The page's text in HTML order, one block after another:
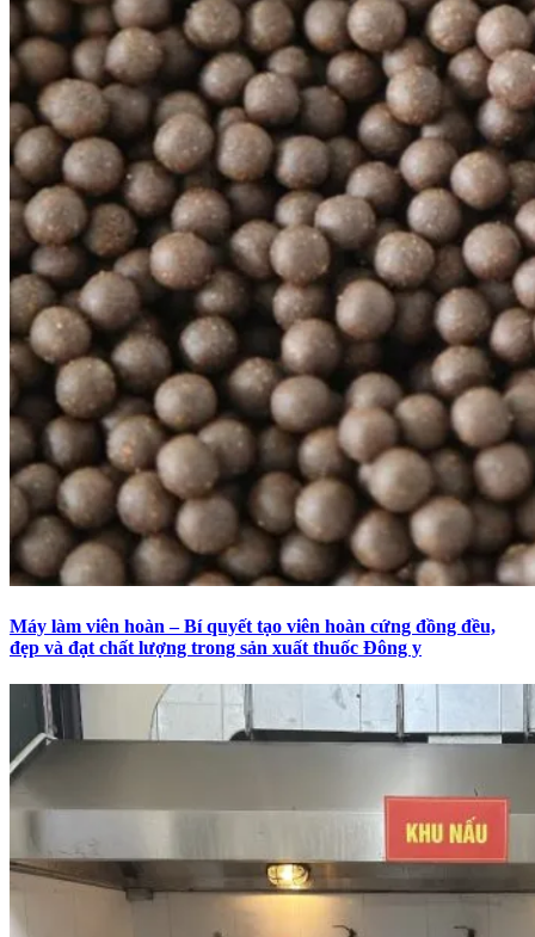
Máy làm viên hoàn – Bí quyết tạo viên hoàn cứng đồng đều,
đẹp và đạt chất lượng trong sản xuất thuốc Đông y